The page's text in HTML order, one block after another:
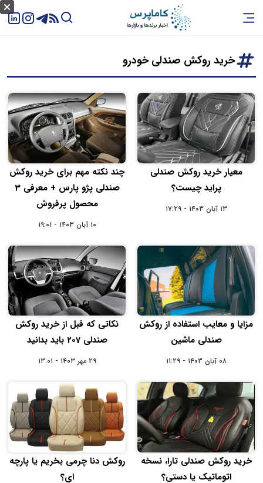
خرید روکش صندلی خودرو
معیار خرید روکش صندلی
پراید چیست؟
۱۳ آبان ۱۴۰۳ - ۱۷:۲۹
چند نکته مهم برای خرید روکش
صندلی پژو پارس + معرفی 3
محصول پرفروش
۱۰ آبان ۱۴۰۳ - ۱۹:۰۱
مزایا و معایب استفاده از روکش
صندلی ماشین
۰۸ آبان ۱۴۰۳ - ۱۱:۲۹
نکاتی که قبل از خرید روکش
صندلی 207 باید بدانید
۲۹ مهر ۱۴۰۳ - ۱۳:۰۱
خرید روکش صندلی تارا، نسخه
اتوماتیک یا دستی؟
روکش دنا چرمی بخریم یا پارچه
ای؟